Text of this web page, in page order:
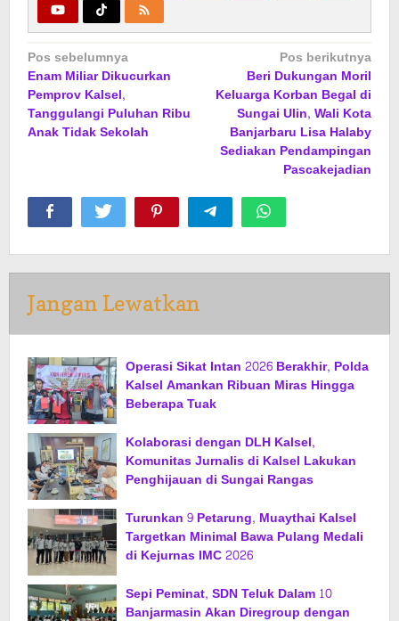
Navigasi
pos
Pos sebelumnya
Enam Miliar Dikucurkan
Pemprov Kalsel,
Tanggulangi Puluhan Ribu
Anak Tidak Sekolah
Pos berikutnya
Beri Dukungan Moril
Keluarga Korban Begal di
Sungai Ulin, Wali Kota
Banjarbaru Lisa Halaby
Sediakan Pendampingan
Pascakejadian
Jangan Lewatkan
Operasi Sikat Intan 2026 Berakhir, Polda
Kalsel Amankan Ribuan Miras Hingga
Beberapa Tuak
Kolaborasi dengan DLH Kalsel,
Komunitas Jurnalis di Kalsel Lakukan
Penghijauan di Sungai Rangas
Turunkan 9 Petarung, Muaythai Kalsel
Targetkan Minimal Bawa Pulang Medali
di Kejurnas IMC 2026
Sepi Peminat, SDN Teluk Dalam 10
Banjarmasin Akan Diregroup dengan